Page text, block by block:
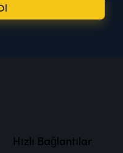
Hızlı Bağlantılar